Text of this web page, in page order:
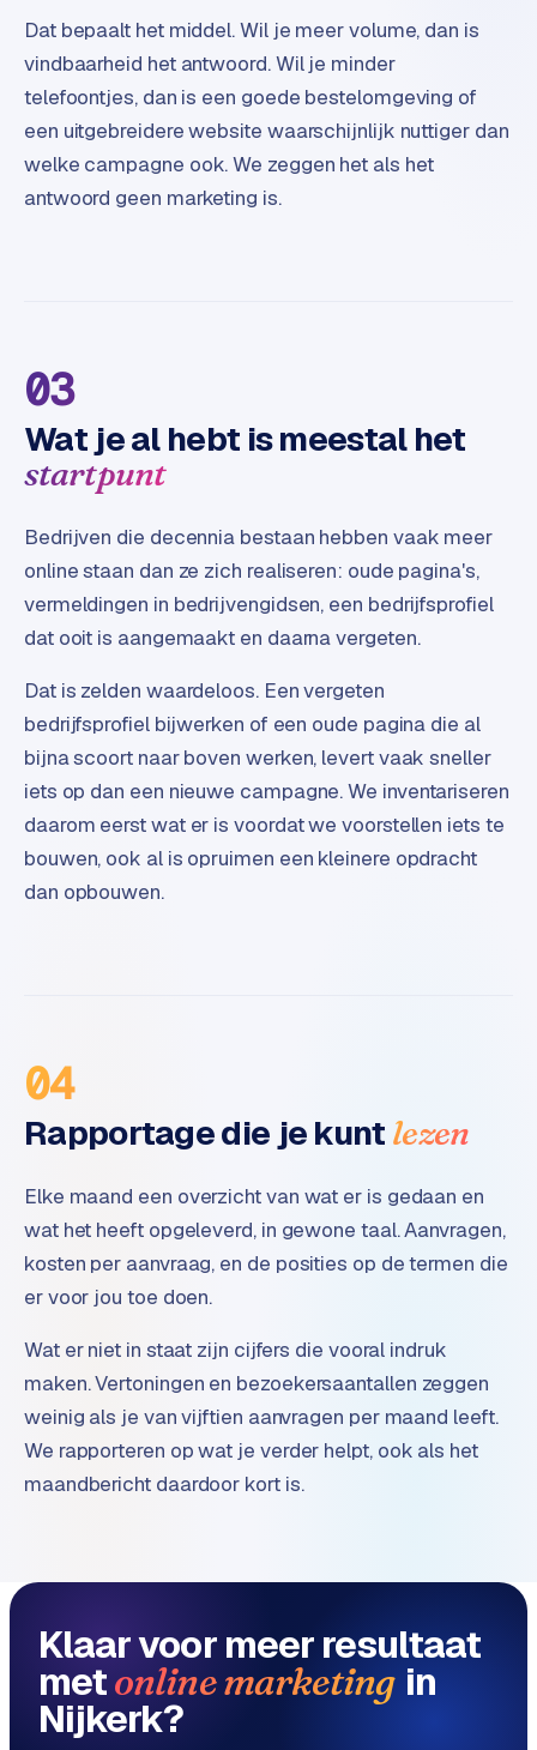
2
B
e
t
a
i
s
t
r
Dat bepaalt het middel. Wil je meer volume, dan is
vindbaarheid het antwoord. Wil je minder
telefoontjes, dan is een goede bestelomgeving of
een uitgebreidere website waarschijnlijk nuttiger dan
welke campagne ook. We zeggen het als het
antwoord geen marketing is.
03
Wat je al hebt is meestal het
startpunt
Bedrijven die decennia bestaan hebben vaak meer
online staan dan ze zich realiseren: oude pagina's,
vermeldingen in bedrijvengidsen, een bedrijfsprofiel
dat ooit is aangemaakt en daarna vergeten.
Dat is zelden waardeloos. Een vergeten
bedrijfsprofiel bijwerken of een oude pagina die al
bijna scoort naar boven werken, levert vaak sneller
iets op dan een nieuwe campagne. We inventariseren
daarom eerst wat er is voordat we voorstellen iets te
bouwen, ook al is opruimen een kleinere opdracht
dan opbouwen.
04
Rapportage die je kunt lezen
Elke maand een overzicht van wat er is gedaan en
wat het heeft opgeleverd, in gewone taal. Aanvragen,
kosten per aanvraag, en de posities op de termen die
er voor jou toe doen.
Wat er niet in staat zijn cijfers die vooral indruk
maken. Vertoningen en bezoekersaantallen zeggen
weinig als je van vijftien aanvragen per maand leeft.
We rapporteren op wat je verder helpt, ook als het
maandbericht daardoor kort is.
Klaar voor meer resultaat
metonline marketing in
Nijkerk?